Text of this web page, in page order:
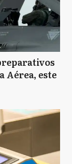
Aérea, este